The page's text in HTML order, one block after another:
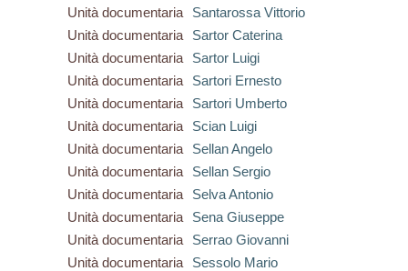
Unità documentaria
Santarossa Vittorio
Unità documentaria
Sartor Caterina
Unità documentaria
Sartor Luigi
Unità documentaria
Sartori Ernesto
Unità documentaria
Sartori Umberto
Unità documentaria
Scian Luigi
Unità documentaria
Sellan Angelo
Unità documentaria
Sellan Sergio
Unità documentaria
Selva Antonio
Unità documentaria
Sena Giuseppe
Unità documentaria
Serrao Giovanni
Unità documentaria
Sessolo Mario